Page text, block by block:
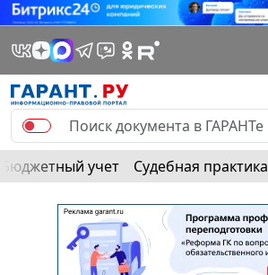
Бюджетный учет Судебная практика